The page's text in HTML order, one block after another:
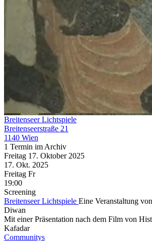
Breitenseer Lichtspiele
Breitenseerstraße 21
1140 Wien
1 Termin im Archiv
Freitag 17. Oktober 2025
17. Okt. 2025
Freitag Fr
19:00
Screening
Breitenseer Lichtspiele Eine Veranstaltung
Diwan
Mit einer Präsentation nach dem Film von
Kafadar
Communitys